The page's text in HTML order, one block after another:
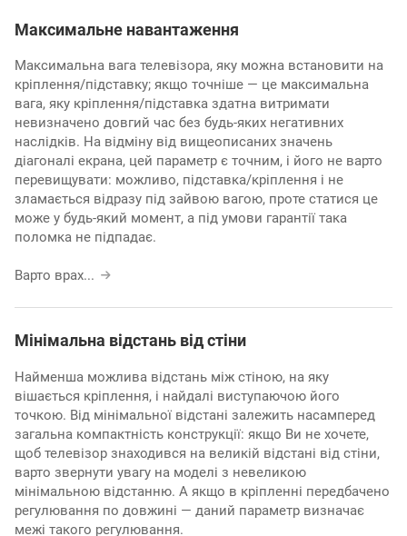
Максимальне навантаження
Максимальна вага телевізора, яку можна встановити на
кріплення/підставку; якщо точніше — це максимальна
вага, яку кріплення/підставка здатна витримати
невизначено довгий час без будь-яких негативних
наслідків. На відміну від вищеописаних значень
діагоналі екрана, цей параметр є точним, і його не варто
перевищувати: можливо, підставка/кріплення і не
зламається відразу під зайвою вагою, проте статися це
може у будь-який момент, а під умови гарантії така
поломка не підпадає.
Варто врах...
Мінімальна відстань від стіни
Найменша можлива відстань між стіною, на яку
вішається кріплення, і найдалі виступаючою його
точкою. Від мінімальної відстані залежить насамперед
загальна компактність конструкції: якщо Ви не хочете,
щоб телевізор знаходився на великій відстані від стіни,
варто звернути увагу на моделі з невеликою
мінімальною відстанню. А якщо в кріпленні передбачено
регулювання по довжині — даний параметр визначає
межі такого регулювання.